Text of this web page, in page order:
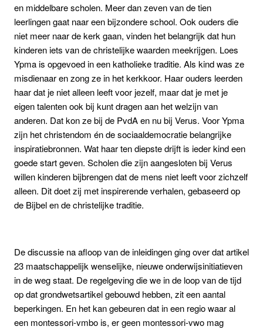
en middelbare scholen. Meer dan zeven van de tien
leerlingen gaat naar een bijzondere school. Ook ouders die
niet meer naar de kerk gaan, vinden het belangrijk dat hun
kinderen iets van de christelijke waarden meekrijgen. Loes
Ypma is opgevoed in een katholieke traditie. Als kind was ze
misdienaar en zong ze in het kerkkoor. Haar ouders leerden
haar dat je niet alleen leeft voor jezelf, maar dat je met je
eigen talenten ook bij kunt dragen aan het welzijn van
anderen. Dat kon ze bij de PvdA en nu bij Verus. Voor Ypma
zijn het christendom én de sociaaldemocratie belangrijke
inspiratiebronnen. Wat haar ten diepste drijft is ieder kind een
goede start geven. Scholen die zijn aangesloten bij Verus
willen kinderen bijbrengen dat de mens niet leeft voor zichzelf
alleen. Dit doet zij met inspirerende verhalen, gebaseerd op
de Bijbel en de christelijke traditie.
De discussie na afloop van de inleidingen ging over datartikel
23 maatschappelijk wenselijke, nieuwe onderwijsinitiatieven
in de weg staat. De regelgeving die we in de loop van de tijd
op dat grondwetsartikel gebouwd hebben, zit een aantal
beperkingen. En het kan gebeuren dat in een regio waar al
een montessori-vmbo is, er geen montessori-vwo mag